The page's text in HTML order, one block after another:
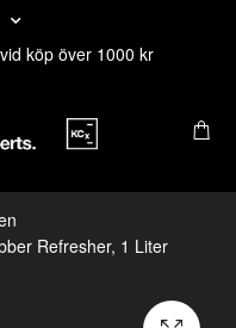
köp över 1000 kr
Refresher, 1 Liter